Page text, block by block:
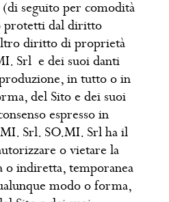
seguito per comodità
protetti dal diritto
diritto di proprietà
Srl e dei suoi danti
in tutto o in
del Sito e dei suoi
espresso in
Srl. SO.MI. Srl ha il
o vietare la
indiretta, temporanea
modo o forma,